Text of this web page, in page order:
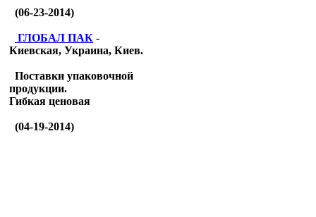
(06-23-2014)
ГЛОБАЛ ПАК -
Киевская, Украина, Киев.
Поставки упаковочной
продукции.
Гибкая ценовая
(04-19-2014)